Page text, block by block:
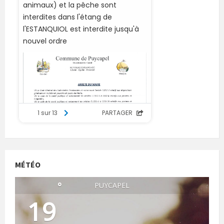
MÉTÉO
PUYCAPEL
19
°